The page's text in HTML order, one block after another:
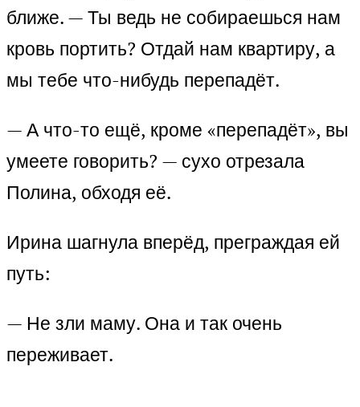
ближе. — Ты ведь не собираешься нам
кровь портить? Отдай нам квартиру, а
мы тебе что-нибудь перепадёт.
— А что-то ещё, кроме «перепадёт», вы
умеете говорить? — сухо отрезала
Полина, обходя её.
Ирина шагнула вперёд, преграждая ей
путь:
— Не зли маму. Она и так очень
переживает.